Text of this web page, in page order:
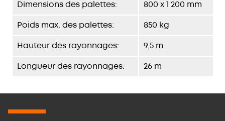
Dimensions des palettes: 800 x 1 200 mm
Poids max. des palettes: 850 kg
Hauteur des rayonnages: 9,5 m
Longueur des rayonnages: 26 m